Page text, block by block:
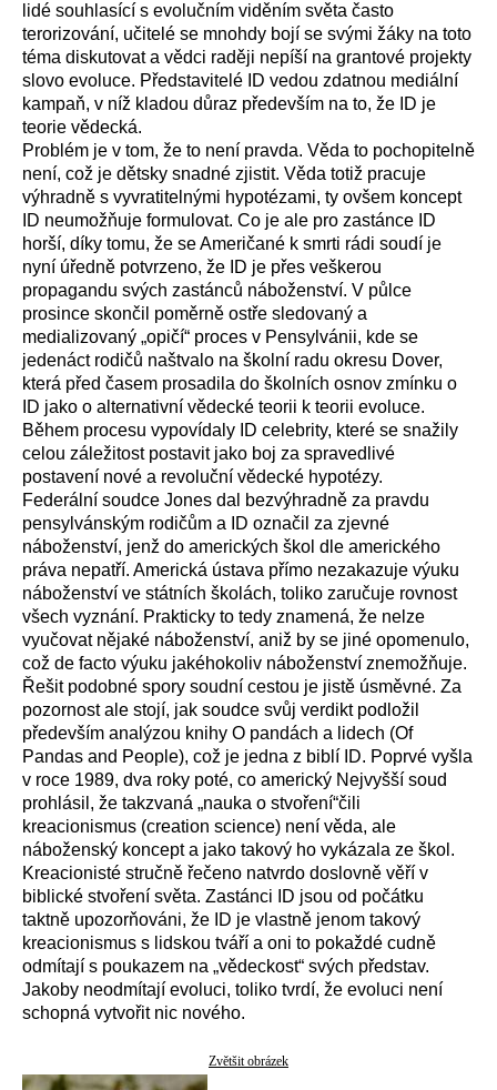
lidé souhlasící s evolučním viděním světa často
terorizování, učitelé se mnohdy bojí se svými žáky na toto
téma diskutovat a vědci raději nepíší na grantové projekty
slovo evoluce. Představitelé ID vedou zdatnou mediální
kampaň, v níž kladou důraz především na to, že ID je
teorie vědecká.
Problém je v tom, že to není pravda. Věda to pochopitelně
není, což je dětsky snadné zjistit. Věda totiž pracuje
výhradně s vyvratitelnými hypotézami, ty ovšem koncept
ID neumožňuje formulovat. Co je ale pro zastánce ID
horší, díky tomu, že se Američané k smrti rádi soudí je
nyní úředně potvrzeno, že ID je přes veškerou
propagandu svých zastánců náboženství. V půlce
prosince skončil poměrně ostře sledovaný a
medializovaný „opičí“ proces v Pensylvánii, kde se
jedenáct rodičů naštvalo na školní radu okresu Dover,
která před časem prosadila do školních osnov zmínku o
ID jako o alternativní vědecké teorii k teorii evoluce.
Během procesu vypovídaly ID celebrity, které se snažily
celou záležitost postavit jako boj za spravedlivé
postavení nové a revoluční vědecké hypotézy.
Federální soudce Jones dal bezvýhradně za pravdu
pensylvánským rodičům a ID označil za zjevné
náboženství, jenž do amerických škol dle amerického
práva nepatří. Americká ústava přímo nezakazuje výuku
náboženství ve státních školách, toliko zaručuje rovnost
všech vyznání. Prakticky to tedy znamená, že nelze
vyučovat nějaké náboženství, aniž by se jiné opomenulo,
což de facto výuku jakéhokoliv náboženství znemožňuje.
Řešit podobné spory soudní cestou je jistě úsměvné. Za
pozornost ale stojí, jak soudce svůj verdikt podložil
především analýzou knihy O pandách a lidech (Of
Pandas and People), což je jedna z biblí ID. Poprvé vyšla
v roce 1989, dva roky poté, co americký Nejvyšší soud
prohlásil, že takzvaná „nauka o stvoření“čili
kreacionismus (creation science) není věda, ale
náboženský koncept a jako takový ho vykázala ze škol.
Kreacionisté stručně řečeno natvrdo doslovně věří v
biblické stvoření světa. Zastánci ID jsou od počátku
taktně upozorňováni, že ID je vlastně jenom takový
kreacionismus s lidskou tváří a oni to pokaždé cudně
odmítají s poukazem na „vědeckost“ svých představ.
Jakoby neodmítají evoluci, toliko tvrdí, že evoluci není
schopná vytvořit nic nového.
Zvětšit obrázek